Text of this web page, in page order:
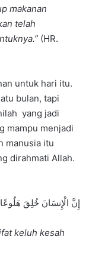
makanan
telah
(HR.
untuk hari itu.
bulan, tapi
yang jadi
mampu menjadi
manusia itu
dirahmati Allah.
إِنَّ الْإِنسَانَ خُلِقَ هَلُوعًا
keluh kesah